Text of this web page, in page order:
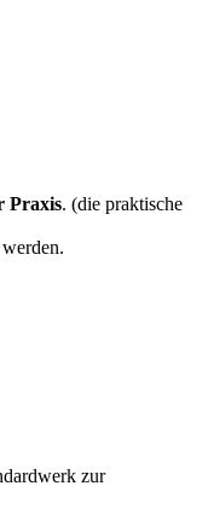
Praxis. (die praktische
zur